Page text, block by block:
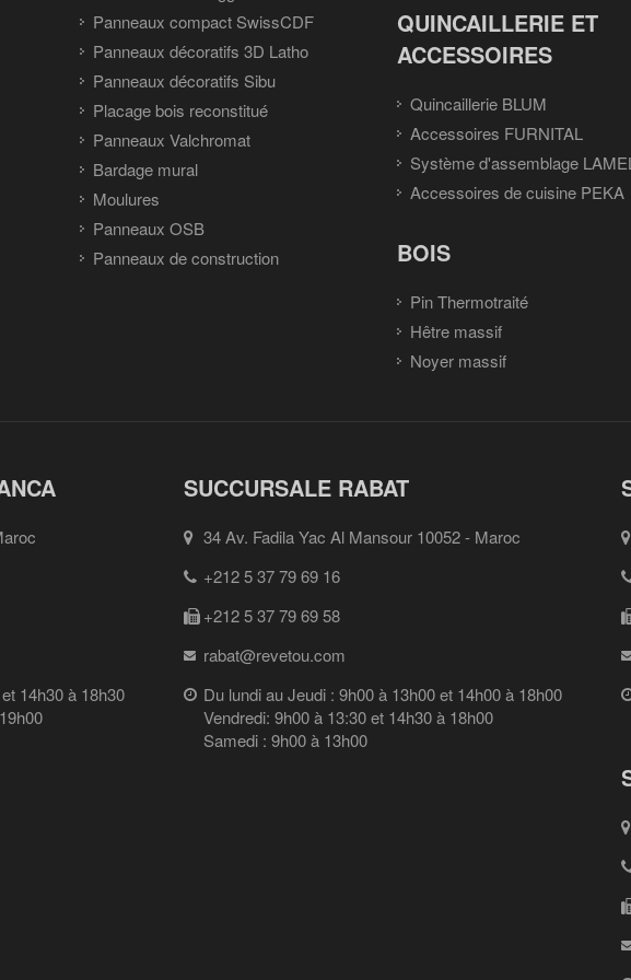
Panneaux compact SwissCDF
Panneaux décoratifs 3D Latho
Panneaux décoratifs Sibu
Placage bois reconstitué
Panneaux Valchromat
Bardage mural
Moulures
Panneaux OSB
Panneaux de construction
QUINCAILLERIE ET
ACCESSOIRES
Quincaillerie BLUM
Accessoires FURNITAL
Système d'assemblage
Accessoires de cuisine PEKA
BOIS
Pin Thermotraité
Hêtre massif
Noyer massif
14h30 à 18h30
SUCCURSALE RABAT
34 Av. Fadila Yac Al Mansour 10052 - Maroc
+212 5 37 79 69 16
+212 5 37 79 69 58
rabat@revetou.com
Du lundi au Jeudi : 9h00 à 13h00 et 14h00 à 18h00
Vendredi: 9h00 à 13:30 et 14h30 à 18h00
Samedi : 9h00 à 13h00